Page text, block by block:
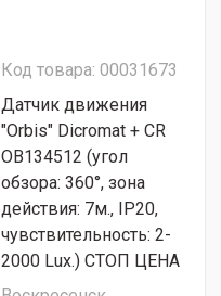
Код товара: 00031673
Датчик движения
"Orbis" Dicromat + CR
OB134512 (угол
обзора: 360°, зона
действия: 7м., IP20,
чувствительность: 2-
2000 Lux.) СТОП ЦЕНА